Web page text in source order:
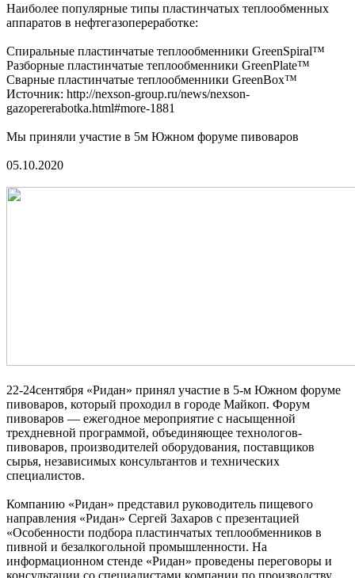
Наиболее популярные типы пластинчатых теплообменных
аппаратов в нефтегазопереработке:
Спиральные пластинчатые теплообменники GreenSpiral™
Разборные пластинчатые теплообменники GreenPlate™
Сварные пластинчатые теплообменники GreenBox™
Источник: http://nexson-group.ru/news/nexson-
gazopererabotka.html#more-1881
Мы приняли участие в 5м Южном форуме пивоваров
05.10.2020
22-24сентября «Ридан» принял участие в 5-м Южном форуме
пивоваров, который проходил в городе Майкоп. Форум
пивоваров — ежегодное мероприятие с насыщенной
трехдневной программой, объединяющее технологов-
пивоваров, производителей оборудования, поставщиков
сырья, независимых консультантов и технических
специалистов.
Компанию «Ридан» представил руководитель пищевого
направления «Ридан» Сергей Захаров с презентацией
«Особенности подбора пластинчатых теплообменников в
пивной и безалкогольной промышленности. На
информационном стенде «Ридан» проведены переговоры и
консультации со специалистами компании по производству